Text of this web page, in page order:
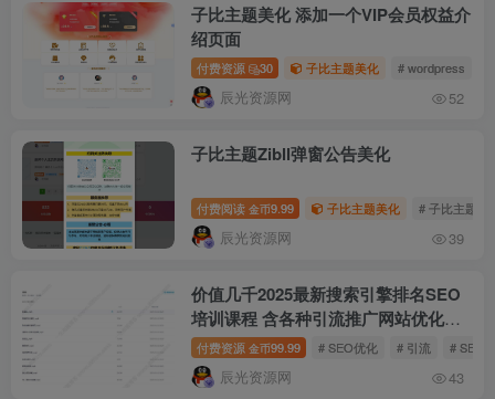
子比主题美化 添加一个VIP会员权益介
绍页面
付费资源 30 子比主题美化 # wordpress
辰光资源网 52
子比主题Zibll弹窗公告美化
付费阅读 金币9.99 子比主题美化 # 子比主题
辰光资源网 39
价值几千2025最新搜索引擎排名SEO
培训课程 含各种引流推广网站优化视
频教程
付费资源 金币99.99 # SEO优化 # 引流 # SEO
辰光资源网 43